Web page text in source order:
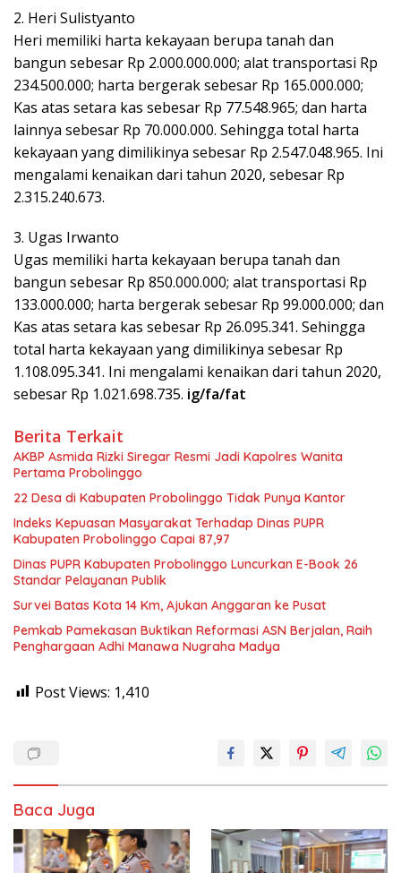
2. Heri Sulistyanto
Heri memiliki harta kekayaan berupa tanah dan
bangun sebesar Rp 2.000.000.000; alat transportasi Rp
234.500.000; harta bergerak sebesar Rp 165.000.000;
Kas atas setara kas sebesar Rp 77.548.965; dan harta
lainnya sebesar Rp 70.000.000. Sehingga total harta
kekayaan yang dimilikinya sebesar Rp 2.547.048.965. Ini
mengalami kenaikan dari tahun 2020, sebesar Rp
2.315.240.673.
3. Ugas Irwanto
Ugas memiliki harta kekayaan berupa tanah dan
bangun sebesar Rp 850.000.000; alat transportasi Rp
133.000.000; harta bergerak sebesar Rp 99.000.000; dan
Kas atas setara kas sebesar Rp 26.095.341. Sehingga
total harta kekayaan yang dimilikinya sebesar Rp
1.108.095.341. Ini mengalami kenaikan dari tahun 2020,
sebesar Rp 1.021.698.735. ig/fa/fat
Berita Terkait
AKBP Asmida Rizki Siregar Resmi Jadi Kapolres Wanita
Pertama Probolinggo
22 Desa di Kabupaten Probolinggo Tidak Punya Kantor
Indeks Kepuasan Masyarakat Terhadap Dinas PUPR
Kabupaten Probolinggo Capai 87,97
Dinas PUPR Kabupaten Probolinggo Luncurkan E-Book 26
Standar Pelayanan Publik
Survei Batas Kota 14 Km, Ajukan Anggaran ke Pusat
Pemkab Pamekasan Buktikan Reformasi ASN Berjalan, Raih
Penghargaan Adhi Manawa Nugraha Madya
Post Views: 1,410
Baca Juga